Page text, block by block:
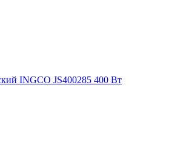
INGCO JS400285 400 Вт